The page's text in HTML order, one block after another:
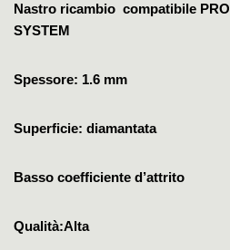
Nastro ricambio compatibile
SYSTEM
Spessore: 1.6 mm
Superficie: diamantata
Basso coefficiente d’attrito
Qualità:Alta